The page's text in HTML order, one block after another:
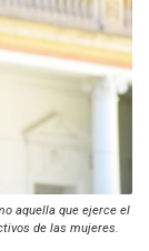
aquella que ejerce el
de las mujeres.